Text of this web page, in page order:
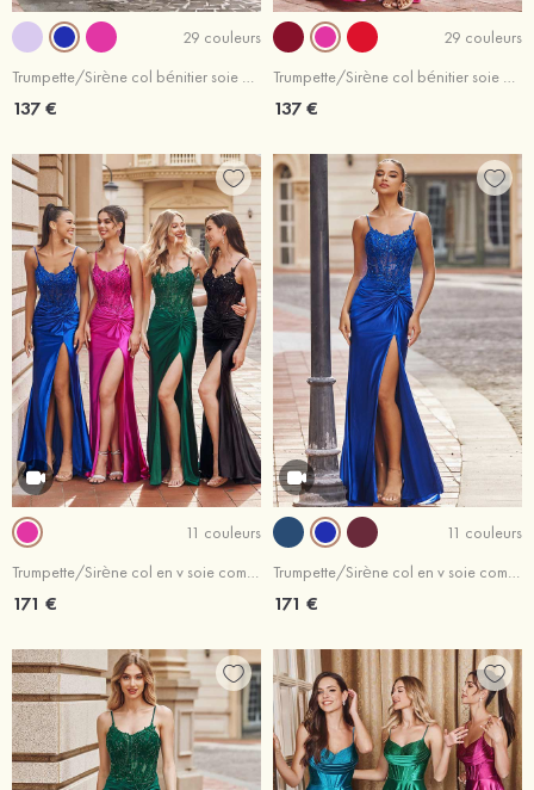
29 couleurs
Trumpette/Sirène col bénitier soie comme du satin traîne balayage robe de bal
137 €
29 couleurs
Trumpette/Sirène col bénitier soie comme du satin traîne balayage robe de bal
137 €
11 couleurs
Trumpette/Sirène col en v soie comme du satin traîne balayage robe de bal
171 €
11 couleurs
Trumpette/Sirène col en v soie comme du satin traîne balayage robe de bal
171 €